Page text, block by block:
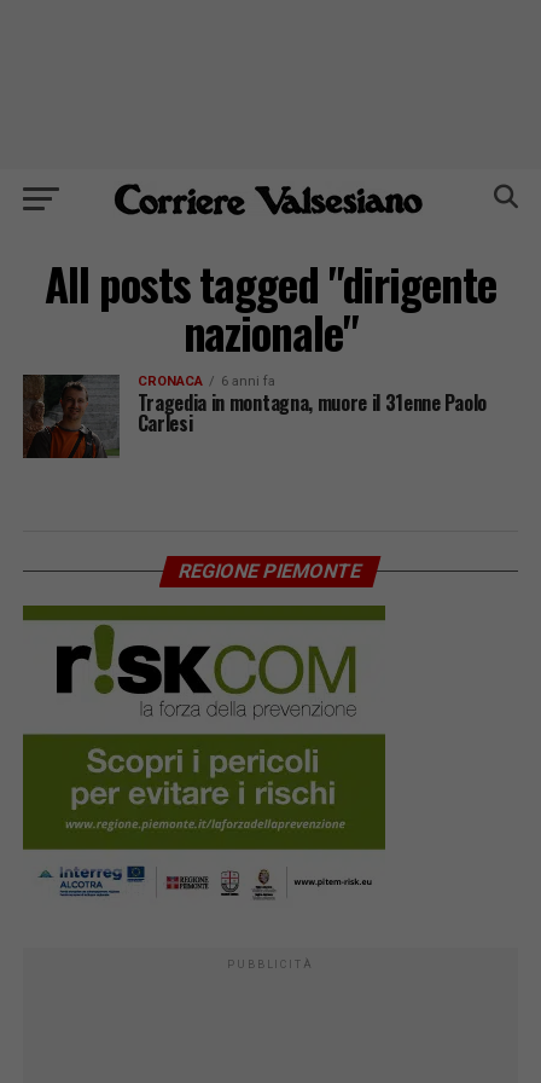
All posts tagged "dirigente
nazionale"
CRONACA 6 anni fa
Tragedia in montagna, muore il 31enne Paolo
Carlesi
REGIONE PIEMONTE
PUBBLICITÀ